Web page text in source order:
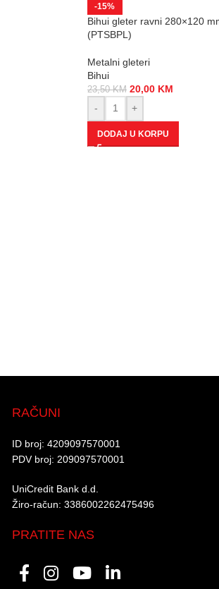
-15%
Bihui gleter ravni 280×120
(PTSBPL)
Metalni gleteri
Bihui
23,50KM 20,00 KM
-
+
DODAJ U KORPU
RAČUNI
ID broj: 4209097570001​
PDV broj: 209097570001 ​
UniCredit Bank d.d.​
Žiro-račun: 3386002262475496​​
PRATITE NAS